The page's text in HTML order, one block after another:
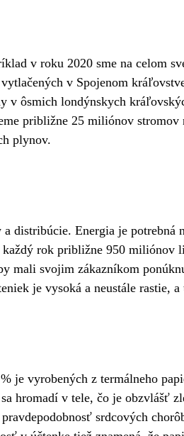
v roku 2020 sme na celom
v Spojenom
v ôsmich londýnskych
približne 25 miliónov
plynov.
Energia je potrebná
každý rok približne 950
mali svojim zákazníkom
je vysoká a neustále rastie,
je vyrobených z termálneho
hromadí v tele, čo je
srdcových